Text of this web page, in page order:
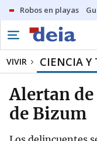
Robos en playas
VIVIR CIENCIA Y
Alertan de
de Bizum